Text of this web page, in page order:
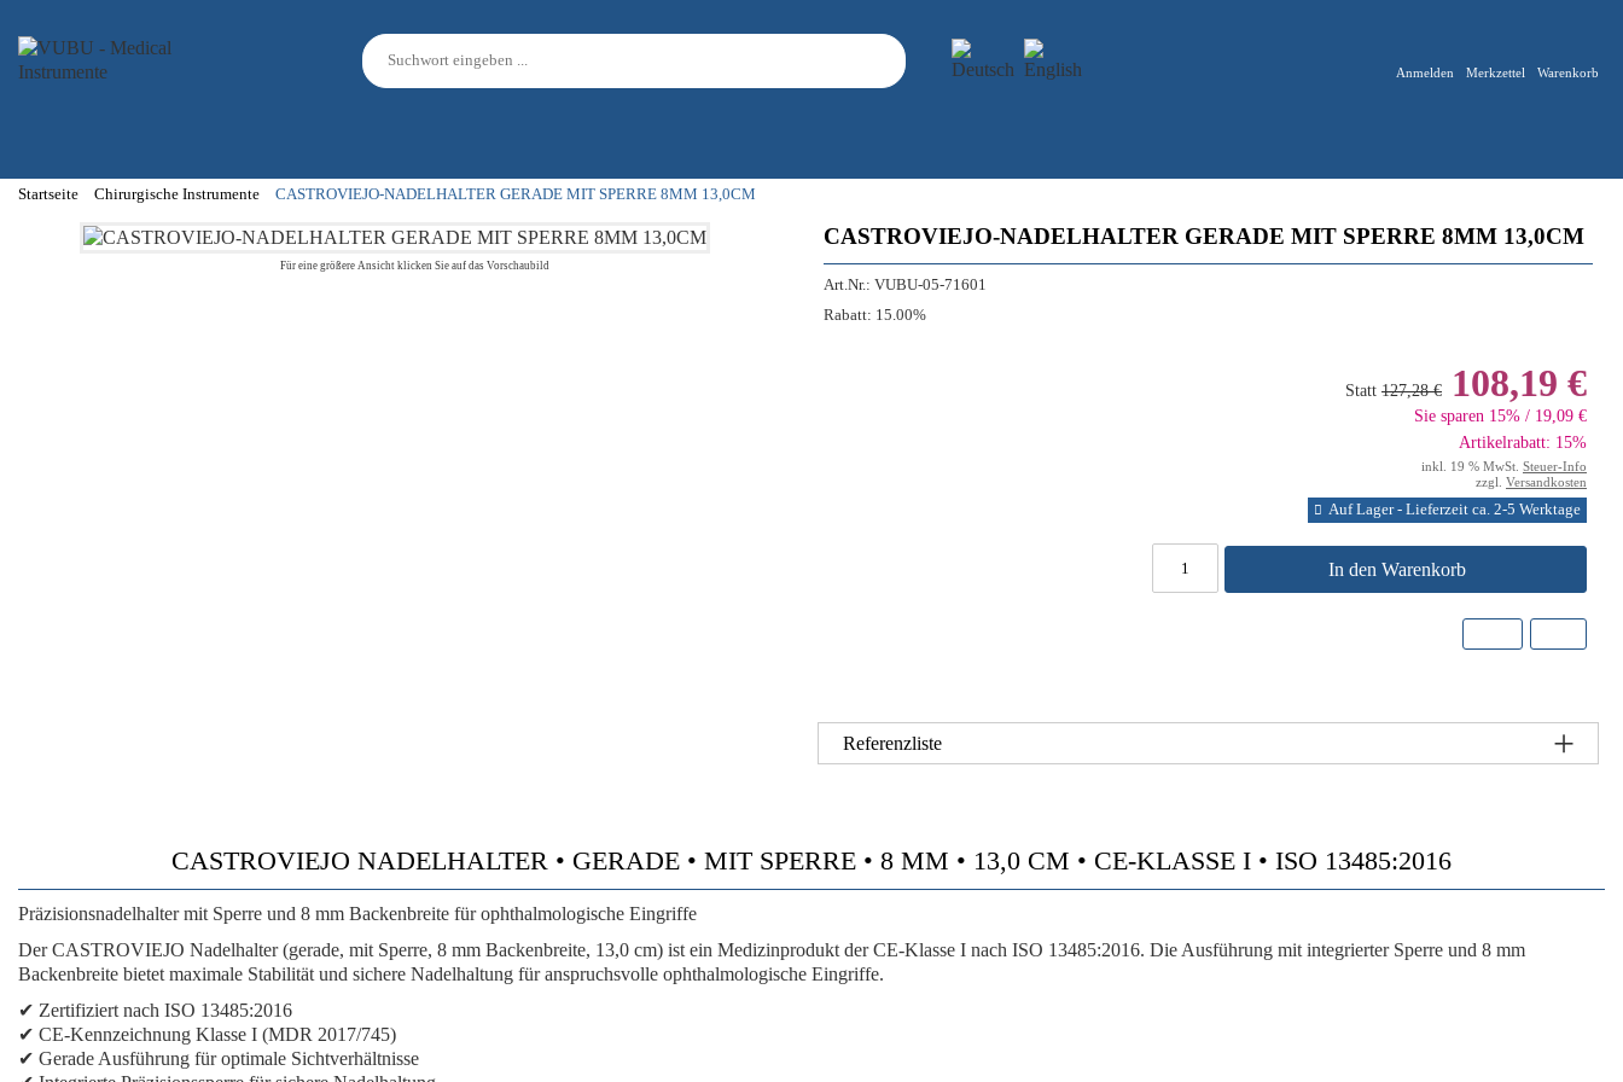
Anmelden Merkzettel Warenkorb
Startseite Chirurgische Instrumente CASTROVIEJO-NADELHALTER GERADE MIT SPERRE 8MM 13,0CM
Für eine größere Ansicht klicken Sie auf das Vorschaubild
CASTROVIEJO-NADELHALTER GERADE MIT SPERRE 8MM 13,0CM
Art.Nr.: VUBU-05-71601
Rabatt: 15.00%
Statt 127,28 € 108,19 €
Sie sparen 15% / 19,09 €
Artikelrabatt: 15%
inkl. 19 % MwSt. Steuer-Info
zzgl. Versandkosten
Auf Lager - Lieferzeit ca. 2-5 Werktage
In den Warenkorb
Referenzliste
CASTROVIEJO NADELHALTER • GERADE • MIT SPERRE • 8 MM • 13,0 CM • CE-KLASSE I • ISO 13485:2016
Präzisionsnadelhalter mit Sperre und 8 mm Backenbreite für ophthalmologische Eingriffe
Der CASTROVIEJO Nadelhalter (gerade, mit Sperre, 8 mm Backenbreite, 13,0 cm) ist ein Medizinprodukt der CE-Klasse I nach ISO 13485:2016. Die Ausführung mit integrierter Sperre und 8 mm
Backenbreite bietet maximale Stabilität und sichere Nadelhaltung für anspruchsvolle ophthalmologische Eingriffe.
✔ Zertifiziert nach ISO 13485:2016
✔ CE-Kennzeichnung Klasse I (MDR 2017/745)
✔ Gerade Ausführung für optimale Sichtverhältnisse